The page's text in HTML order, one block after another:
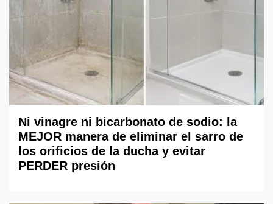
Ni vinagre ni bicarbonato de sodio: la
MEJOR manera de eliminar el sarro de
los orificios de la ducha y evitar
PERDER presión